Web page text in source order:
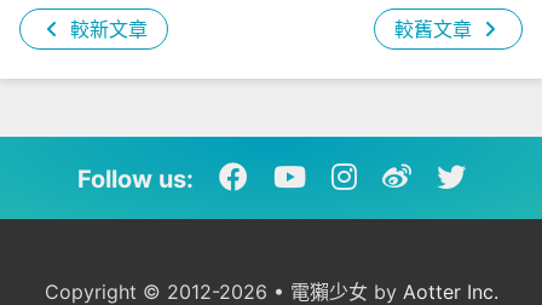
較新文章 較舊文章
Follow us:
Copyright © 2012-2026 • 電獺少女 by Aotter Inc.